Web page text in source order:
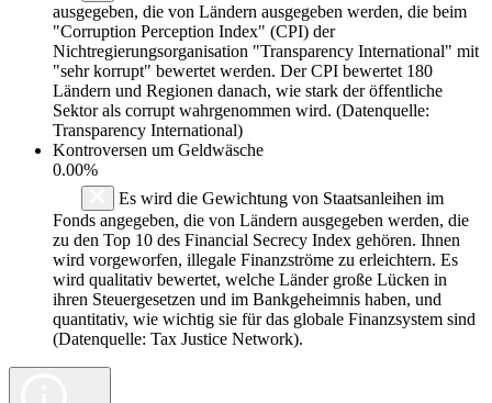
ausgegeben, die von Ländern ausgegeben werden, die beim
"Corruption Perception Index" (CPI) der
Nichtregierungsorganisation "Transparency International" mit
"sehr korrupt" bewertet werden. Der CPI bewertet 180
Ländern und Regionen danach, wie stark der öffentliche
Sektor als corrupt wahrgenommen wird. (Datenquelle:
Transparency International)
Kontroversen um Geldwäsche
0.00%
Es wird die Gewichtung von Staatsanleihen im
Fonds angegeben, die von Ländern ausgegeben werden, die
zu den Top 10 des Financial Secrecy Index gehören. Ihnen
wird vorgeworfen, illegale Finanzströme zu erleichtern. Es
wird qualitativ bewertet, welche Länder große Lücken in
ihren Steuergesetzen und im Bankgeheimnis haben, und
quantitativ, wie wichtig sie für das globale Finanzsystem sind
(Datenquelle: Tax Justice Network).